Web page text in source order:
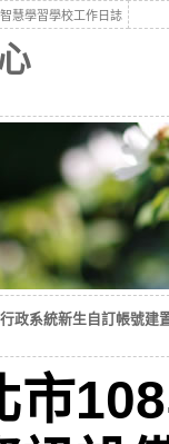
智慧學習學校工作日誌
政系統新生自訂帳號建
市